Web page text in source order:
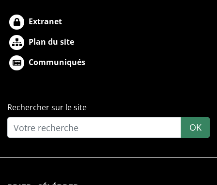
Extranet
Plan du site
Communiqués
Rechercher sur le site
OK